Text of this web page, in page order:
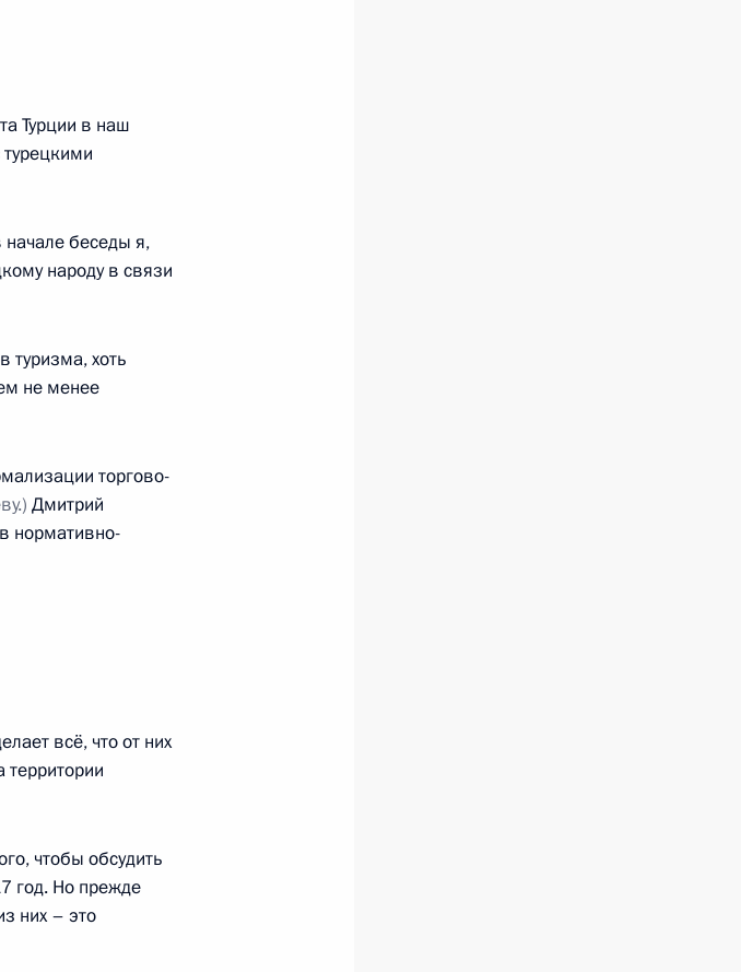
Турции в наш
начале беседы я,
народу в связи
туризма, хоть
не менее
торгово-
Дмитрий
нормативно-
всё, что от них
территории
чтобы обсудить
год. Но прежде
них – это